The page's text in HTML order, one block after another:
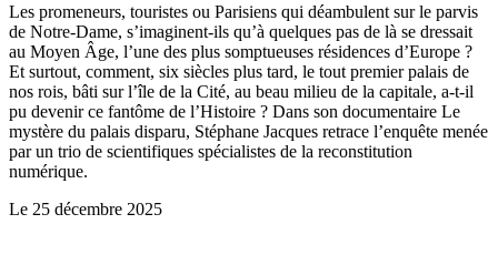
Les promeneurs, touristes ou Parisiens qui déambulent sur le parvis
de Notre-Dame, s’imaginent-ils qu’à quelques pas de là se dressait
au Moyen Âge, l’une des plus somptueuses résidences d’Europe ?
Et surtout, comment, six siècles plus tard, le tout premier palais de
nos rois, bâti sur l’île de la Cité, au beau milieu de la capitale, a-t-il
pu devenir ce fantôme de l’Histoire ? Dans son documentaire Le
mystère du palais disparu, Stéphane Jacques retrace l’enquête menée
par un trio de scientifiques spécialistes de la reconstitution
numérique.
Le 25 décembre 2025